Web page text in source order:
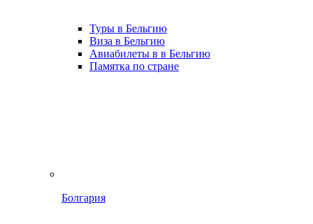
Туры в Бельгию
Виза в Бельгию
Авиабилеты в в Бельгию
Памятка по стране
Болгария